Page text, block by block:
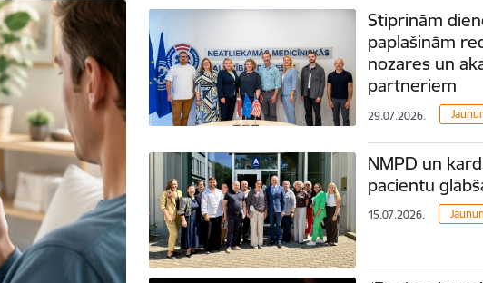
Stiprinām
paplašinām
nozares un
partneriem
29.07.2026.
NMPD un
pacientu
15.07.2026.